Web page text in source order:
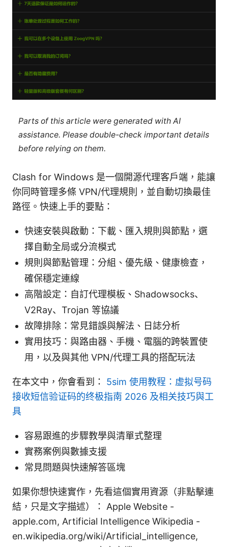
Parts of this article were generated with AI
assistance. Please double-check important details
before relying on them.
Clash for Windows 是一個開源代理客戶端，能讓
你同時管理多條 VPN/代理規則，並自動切換最佳
路徑。快速上手的要點：
快速安裝與啟動：下載、匯入規則與節點，選
擇自動全局或分流模式
規則與節點管理：分組、優先級、健康檢查，
確保穩定連線
高階設定：自訂代理模板、Shadowsocks、
V2Ray、Trojan 等協議
故障排除：常見錯誤與解法、日誌分析
實用技巧：與路由器、手機、電腦的跨裝置使
用，以及與其他 VPN/代理工具的搭配玩法
在本文中，你會看到： 5sim 使用教程：虚拟号码
接收短信验证码的终极指南 2026 及相关技巧與工
具
容易跟進的步驟教學與清單式整理
實務案例與數據支援
常見問題與快速解答區塊
如果你想快速實作，先看這個實用資源（非點擊連
結，只是文字描述）： Apple Website -
apple.com, Artificial Intelligence Wikipedia -
en.wikipedia.org/wiki/Artificial_intelligence,